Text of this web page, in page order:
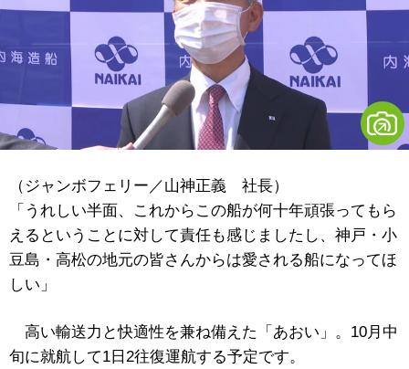
（ジャンボフェリー／山神正義 社長）
「うれしい半面、これからこの船が何十年頑張ってもら
えるということに対して責任も感じましたし、神戸・小
豆島・高松の地元の皆さんからは愛される船になってほ
しい」
高い輸送力と快適性を兼ね備えた「あおい」。10月中
旬に就航して1日2往復運航する予定です。